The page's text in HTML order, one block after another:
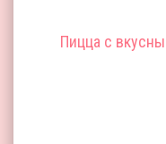
Пицца с